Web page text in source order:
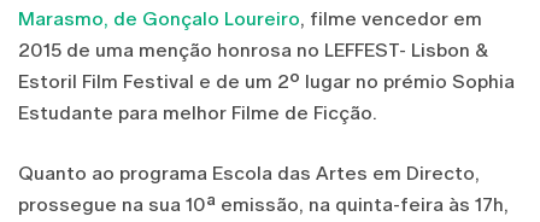
Marasmo, de Gonçalo Loureiro, filme vencedor em
2015 de uma menção honrosa no LEFFEST- Lisbon &
Estoril Film Festival e de um 2º lugar no prémio Sophia
Estudante para melhor Filme de Ficção.
Quanto ao programa Escola das Artes em Directo,
prossegue na sua 10ª emissão, na quinta-feira às 17h,